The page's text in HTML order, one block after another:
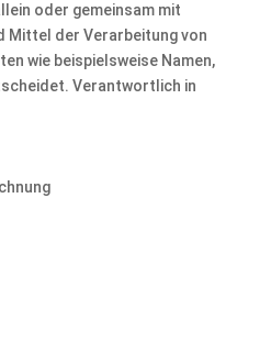
oder gemeinsam mit
Mittel der Verarbeitung von
wie beispielsweise Namen,
Verantwortlich in